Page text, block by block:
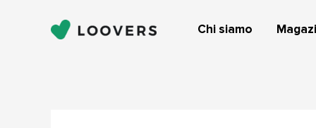
contenuto
Chi siamo